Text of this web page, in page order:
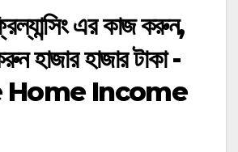
এর কাজ করুন,
হাজার হাজার টাকা -
Home Income